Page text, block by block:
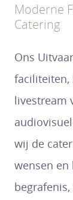
Moderne
Catering
Ons
faciliteiten,
livestream
wij de
wensen en